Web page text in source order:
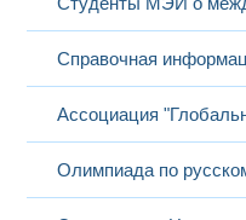
Справочная
Ассоциация
Олимпиада по